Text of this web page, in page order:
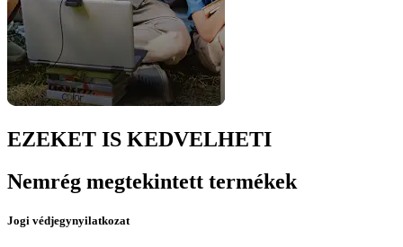
EZEKET IS KEDVELHETI
Nemrég megtekintett termékek
Jogi védjegynyilatkozat